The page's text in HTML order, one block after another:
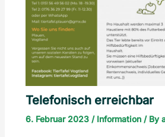
Telefonisch erreichbar
6. Februar 2023 / Information/ By